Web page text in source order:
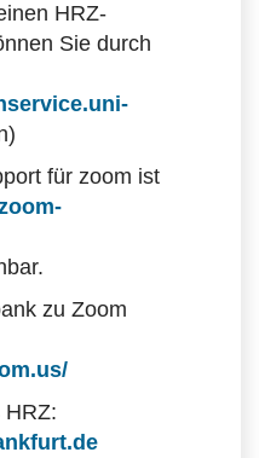
HRZ-
Sie durch
für zoom ist
zu Zoom
HRZ: